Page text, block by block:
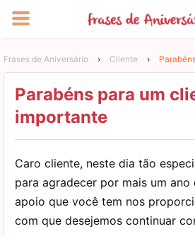
Frases de Aniversário › Cliente ›
Parabéns para um
importante
Caro cliente, neste dia tão
para agradecer por mais um
apoio que você tem nos
com que desejemos continuar